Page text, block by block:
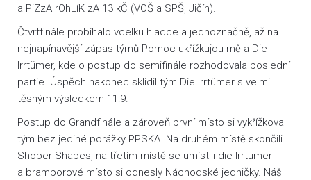
a PiZzA rOhLíK zA 13 kČ (VOŠ a SPŠ, Jičín).
Čtvrtfinále probíhalo vcelku hladce a jednoznačně, až na
nejnapínavější zápas týmů Pomoc ukřížkujou mě a Die
Irrtümer, kde o postup do semifinále rozhodovala poslední
partie. Úspěch nakonec sklidil tým Die Irrtümer s velmi
těsným výsledkem 11:9.
Postup do Grandfinále a zároveň první místo si vykřížkoval
tým bez jediné porážky PPSKA. Na druhém místě skončili
Shober Shabes, na třetím místě se umístili die Irrtümer
a bramborové místo si odnesly Náchodské jedničky. Náš